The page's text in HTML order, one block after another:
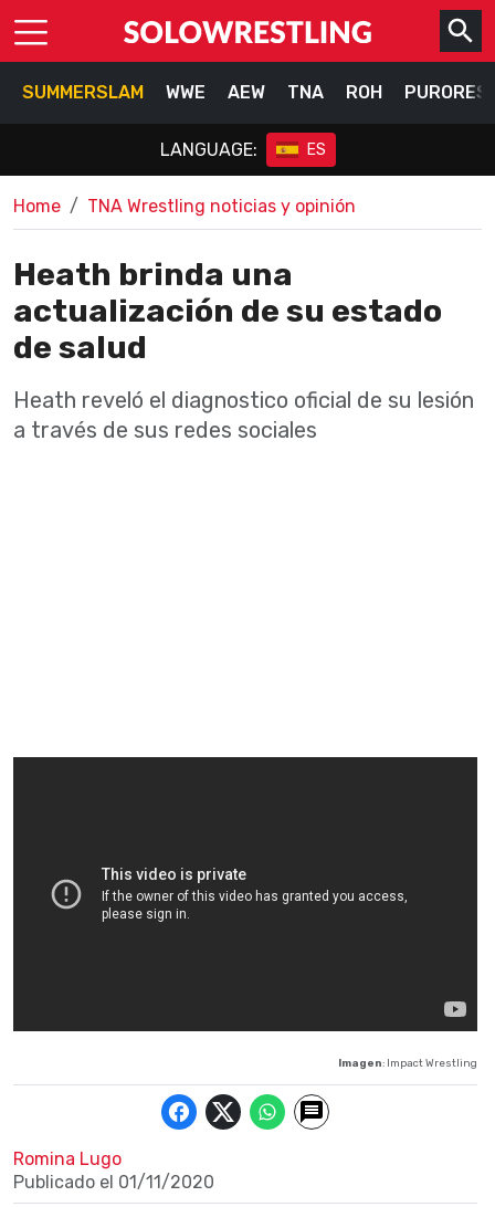
SUMMERSLAM WWE AEW TNA ROH
LANGUAGE: ES
Home TNA Wrestling noticias y opinión
Heath brinda una
actualización de su estado
de salud
Heath reveló el diagnostico oficial de su lesión
a través de sus redes sociales
Imagen: Impact Wrestling
Romina Lugo
Publicado el 01/11/2020